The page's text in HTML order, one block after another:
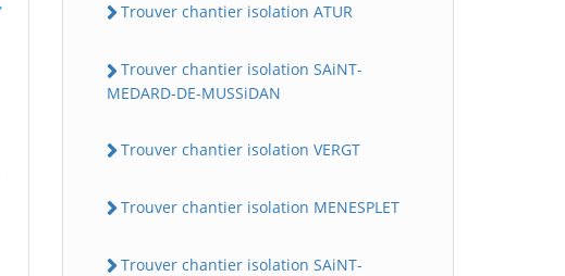
Trouver chantier isolation ATUR
Trouver chantier isolation SAiNT-
MEDARD-DE-MUSSiDAN
Trouver chantier isolation VERGT
Trouver chantier isolation MENESPLET
Trouver chantier isolation SAiNT-